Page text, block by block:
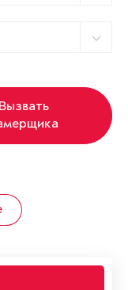
Вызвать